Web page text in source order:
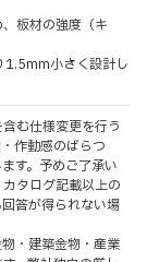
板材の強度（キ
小さく設計し
む仕様変更を行う
作動感のばらつ
す。予めご了承い
タログ記載以上の
答が得られない場
・建築金物・産業